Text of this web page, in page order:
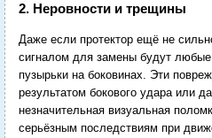
2. Неровности и трещины
Даже если протектор ещё не
сигналом для замены будут
пузырьки на боковинах. Эти
результатом бокового удара или
незначительная визуальная
серьёзным последствиям при